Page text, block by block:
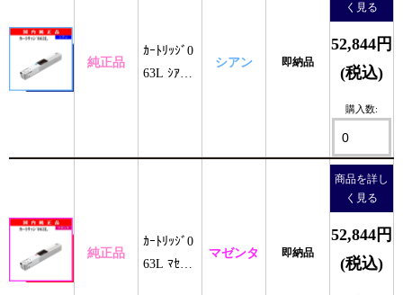
純正品
ｶｰﾄﾘｯｼﾞ0
63L ｼｱﾝ
シアン 即納品
く見る
52,844円
(税込)
購入数:
純正品
ｶｰﾄﾘｯｼﾞ0
63L ﾏｾﾞﾝ
マゼンタ 即納品
商品を詳し
く見る
52,844円
(税込)